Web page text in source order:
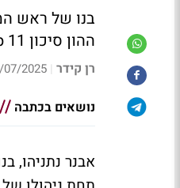
בנו של ראש
ההון סיכון Group 11, וככל הנראה יהיה מעורב בהובלת מהלכים עסקיים, חיתום והשקעות
רן קידר |
2025 11:02
נושאים בכתבה